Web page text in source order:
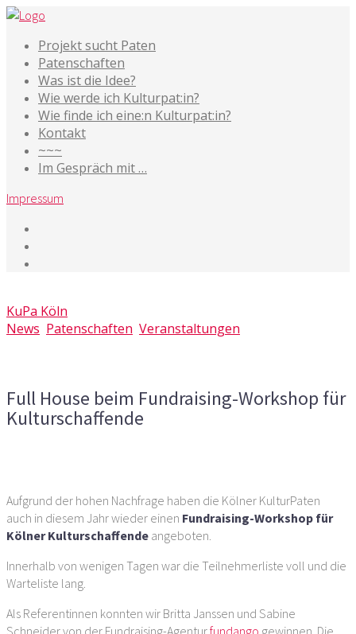
Projekt sucht Paten
Patenschaften
Was ist die Idee?
Wie werde ich Kulturpat:in?
Wie finde ich eine:n Kulturpat:in?
Kontakt
~~~
Im Gespräch mit …
Impressum
KuPa Köln
News Patenschaften Veranstaltungen
Full House beim Fundraising-Workshop für
Kulturschaffende
Aufgrund der hohen Nachfrage haben die Kölner KulturPaten
auch in diesem Jahr wieder einen Fundraising-Workshop für
Kölner Kulturschaffende angeboten.
Innerhalb von wenigen Tagen war die Teilnehmerliste voll und die
Warteliste lang.
Als Referentinnen konnten wir Britta Janssen und Sabine
Schneider von der Fundraising-Agenturfundango gewinnen. Die